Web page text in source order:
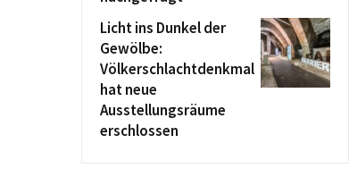
Licht ins Dunkel der
Gewölbe:
Völkerschlachtdenkmal
hat neue
Ausstellungsräume
erschlossen